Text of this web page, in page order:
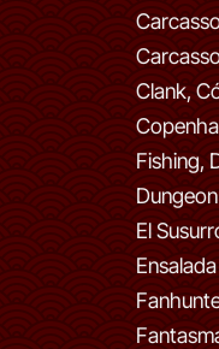
Clank,
Fishing,
El